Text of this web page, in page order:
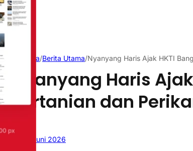
Beranda/Berita Utama/Nyanyang Haris Ajak HKTI
Nyanyang Haris
Pertanian dan
29 Juni 2026